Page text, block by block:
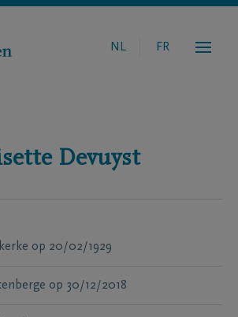
NL FR
Devuyst
op 20/02/1929
op 30/12/2018